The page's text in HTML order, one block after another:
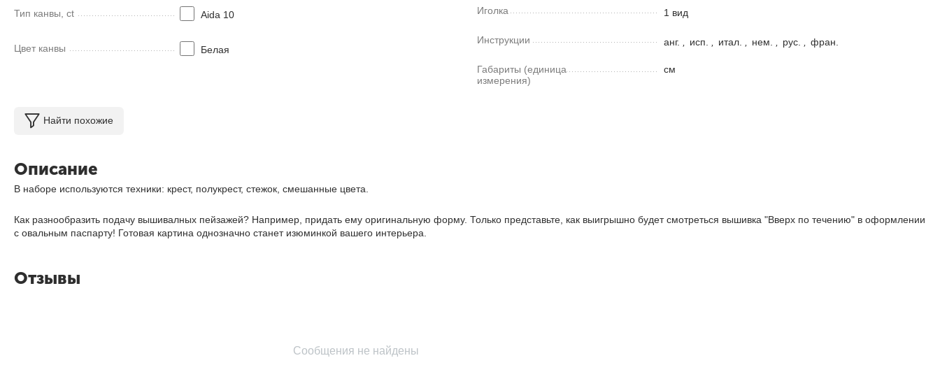
Тип канвы, ct Aida 10
Цвет канвы Белая
Иголка 1 вид
Инструкции анг. исп. итал. нем. рус. фран.
Габариты (единица
измерения)
см
Найти похожие
Описание
В наборе используются техники: крест, полукрест, стежок, смешанные цвета.
Как разнообразить подачу вышивалных пейзажей? Например, придать ему оригинальную форму. Только представьте, как выигрышно будет смотреться вышивка "Вверх по течению" в оформлении
с овальным паспарту! Готовая картина однозначно станет изюминкой вашего интерьера.
Отзывы
Сообщения не найдены